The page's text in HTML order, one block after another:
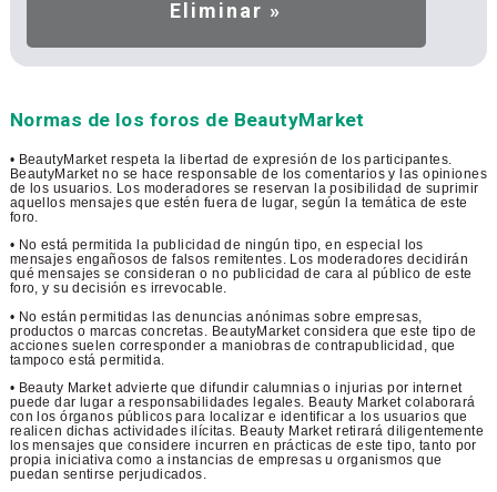
Normas de los foros de BeautyMarket
• BeautyMarket respeta la libertad de expresión de los participantes.
BeautyMarket no se hace responsable de los comentarios y las opiniones
de los usuarios. Los moderadores se reservan la posibilidad de suprimir
aquellos mensajes que estén fuera de lugar, según la temática de este
foro.
• No está permitida la publicidad de ningún tipo, en especial los
mensajes engañosos de falsos remitentes. Los moderadores decidirán
qué mensajes se consideran o no publicidad de cara al público de este
foro, y su decisión es irrevocable.
• No están permitidas las denuncias anónimas sobre empresas,
productos o marcas concretas. BeautyMarket considera que este tipo de
acciones suelen corresponder a maniobras de contrapublicidad, que
tampoco está permitida.
• Beauty Market advierte que difundir calumnias o injurias por internet
puede dar lugar a responsabilidades legales. Beauty Market colaborará
con los órganos públicos para localizar e identificar a los usuarios que
realicen dichas actividades ilícitas. Beauty Market retirará diligentemente
los mensajes que considere incurren en prácticas de este tipo, tanto por
propia iniciativa como a instancias de empresas u organismos que
puedan sentirse perjudicados.